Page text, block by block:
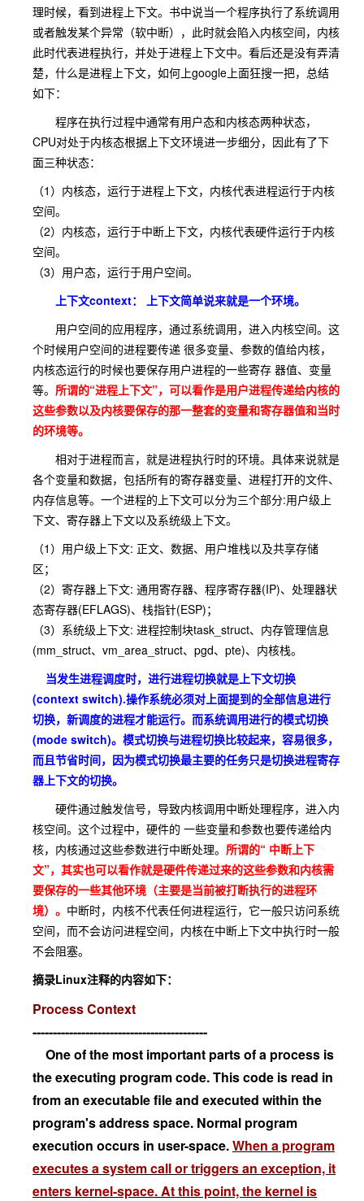
理时候，看到进程上下文。书中说当一个程序执行了系统调用
或者触发某个异常（软中断），此时就会陷入内核空间，内核
此时代表进程执行，并处于进程上下文中。看后还是没有弄清
楚，什么是进程上下文，如何上google上面狂搜一把，总结
如下：
程序在执行过程中通常有用户态和内核态两种状态，
CPU对处于内核态根据上下文环境进一步细分，因此有了下
面三种状态：
（1）内核态，运行于进程上下文，内核代表进程运行于内核
空间。
（2）内核态，运行于中断上下文，内核代表硬件运行于内核
空间。
（3）用户态，运行于用户空间。
上下文context： 上下文简单说来就是一个环境。
用户空间的应用程序，通过系统调用，进入内核空间。这
个时候用户空间的进程要传递 很多变量、参数的值给内核，
内核态运行的时候也要保存用户进程的一些寄存 器值、变量
等。 所谓的“进程上下文”，可以看作是用户进程传递给内核的
这些参数以及内核要保存的那一整套的变量和寄存器值和当时
的环境等。
相对于进程而言，就是进程执行时的环境。具体来说就是
各个变量和数据，包括所有的寄存器变量、进程打开的文件、
内存信息等。 一个进程的上下文可以分为三个部分:用户级上
下文、寄存器上下文以及系统级上下文。
（1）用户级上下文: 正文、数据、用户堆栈以及共享存储
区；
（2）寄存器上下文: 通用寄存器、程序寄存器(IP)、处理器状
态寄存器(EFLAGS)、栈指针(ESP)；
（3）系统级上下文: 进程控制块task_struct、内存管理信息
(mm_struct、vm_area_struct、pgd、pte)、内核栈。
当发生进程调度时， 进行进程切换就是上下文切换
(context switch).操作系统必须对上面提到的全部信息进行
切换，新调度的进程才能运行。而系统调用进行的模式切换
(mode switch)。模式切换与进程切换比较起来，容易很多，
而且节省时间，因为模式切换最主要的任务只是切换进程寄存
器上下文的切换。
硬件通过触发信号，导致内核调用中断处理程序，进入内
核空间。这个过程中，硬件的 一些变量和参数也要传递给内
核，内核通过这些参数进行中断处理。 所谓的“ 中断上下
文”，其实也可以看作就是硬件传递过来的这些参数和内核需
要保存的一些其他环境（主要是当前被打断执行的进程环
境）。 中断时，内核不代表任何进程运行，它一般只访问系统
空间，而不会访问进程空间，内核在中断上下文中执行时一般
不会阻塞。
摘录Linux注释的内容如下：
Process Context
-------------------------------------------
One of the most important parts of a process is
the executing program code. This code is read in
from an executable file and executed within the
program's address space. Normal program
execution occurs in user-space.When a program
executes a system call or triggers an exception, it
enters kernel-space. At this point, the kernel is